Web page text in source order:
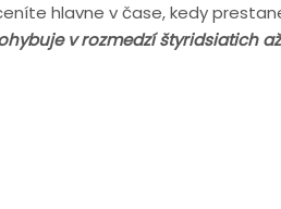
hlavne v čase, kedy
v rozmedzí štyridsiatich